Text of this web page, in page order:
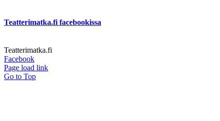
Teatterimatka.fi facebookissa
Teatterimatka.fi
Facebook
Page load link
Go to Top